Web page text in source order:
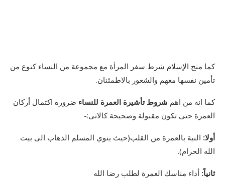
كما منح الإسلام شرط سفر المرأة مع مجموعة من النساء كنوع من
تأمين نفسها معهم والشعور بالاطمئنان.
كما انه من اهم شروط تأشيرة العمرة للنساء ضرورة اكتمال أركان
العمرة حتى تكون مقبولة وصحيحة كالاتى:-
أولا: النية بالعمرة من القلب(حيث ينوي المسلم الذهاب الى بيت
الله الحرام).
ثانياً: أداء مناسك العمرة لطلب رضا الله